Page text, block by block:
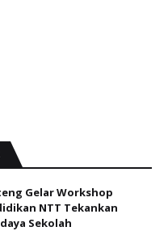
Gelar Workshop
NTT Tekankan
Sekolah